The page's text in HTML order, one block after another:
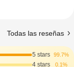
Todas las reseñas
5 stars 99.7%
4 stars 0.1%